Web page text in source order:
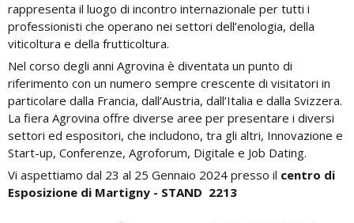
rappresenta il luogo di incontro internazionale per tutti i
professionisti che operano nei settori dell’enologia, della
viticoltura e della frutticoltura.
Nel corso degli anni Agrovina è diventata un punto di
riferimento con un numero sempre crescente di visitatori in
particolare dalla Francia, dall’Austria, dall’Italia e dalla Svizzera.
La fiera Agrovina offre diverse aree per presentare i diversi
settori ed espositori, che includono, tra gli altri, Innovazione e
Start-up, Conferenze, Agroforum, Digitale e Job Dating.
Vi aspettiamo dal 23 al 25 Gennaio 2024 presso il centro di
Esposizione di Martigny - STAND 2213